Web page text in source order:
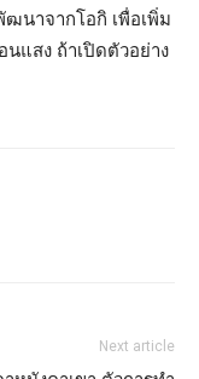
นาจากโอกิ เพื่อเพิ่ม
แสง ถ้าเปิดตัวอย่าง
Next article